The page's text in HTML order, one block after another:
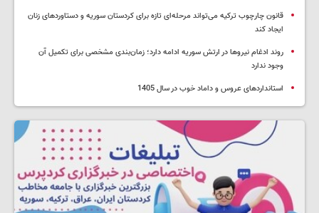
قانون چارچوب ترکیه می‌تواند مرحله‌ای تازه برای کردستان سوریه و دستاوردهای زنان
ایجاد کند
روند ادغام نیروها در ارتش سوریه ادامه دارد؛ زمان‌بندی مشخصی برای تکمیل آن
وجود ندارد
استانداردهای عروس و داماد خوب در سال 1405